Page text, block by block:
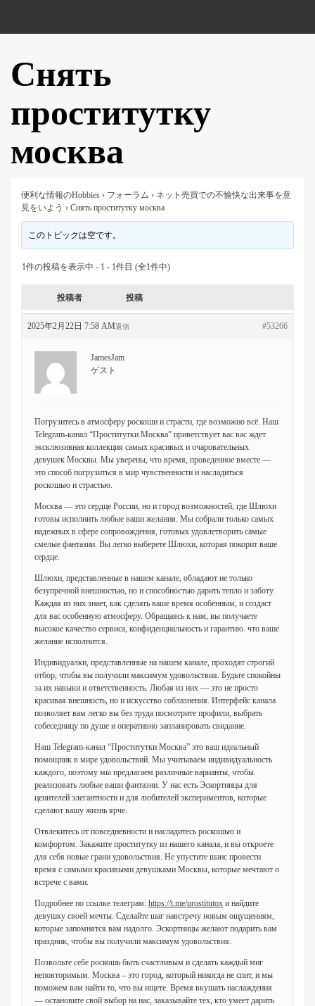
Снять
проститутку
москва
便利な情報のHobbies › フォーラム › ネット売買での不愉快な出来事を意
見をいよう › Снять проститутку москва
このトピックは空です。
1件の投稿を表示中 - 1 - 1件目 (全1件中)
投稿者 投稿
2025年2月22日 7:58 AM #53266
返信
JamesJam
ゲスト
Погрузитесь в атмосферу роскоши и страсти, где возможно всё. Наш
Telegram-канал “Проститутки Москва” приветствует вас вас ждет
эксклюзивная коллекция самых красивых и очаровательных
девушек Москвы. Мы уверены, что время, проведенное вместе —
это способ погрузиться в мир чувственности и насладиться
роскошью и страстью.
Москва — это сердце России, но и город возможностей, где Шлюхи
готовы исполнить любые ваши желания. Мы собрали только самых
надежных в сфере сопровождения, готовых удовлетворить самые
смелые фантазии. Вы легко выберете Шлюхи, которая покорит ваше
сердце.
Шлюхи, представленные в нашем канале, обладают не только
безупречной внешностью, но и способностью дарить тепло и заботу.
Каждая из них знает, как сделать ваше время особенным, и создаст
для вас особенную атмосферу. Обращаясь к нам, вы получаете
высокое качество сервиса, конфиденциальность и гарантию. что ваше
желание исполнится.
Индивидуалки, представленные на нашем канале, проходят строгий
отбор, чтобы вы получили максимум удовольствия. Будьте спокойны
за их навыки и ответственность. Любая из них — это не просто
красивая внешность, но и искусство соблазнения. Интерфейс канала
позволяет вам легко вы без труда посмотрите профили, выбрать
собеседницу по душе и оперативно запланировать свидание.
Наш Telegram-канал “Проститутки Москва” это ваш идеальный
помощник в мире удовольствий. Мы учитываем индивидуальность
каждого, поэтому мы предлагаем различные варианты, чтобы
реализовать любые ваши фантазии. У нас есть Эскортницы для
ценителей элегантности и для любителей экспериментов, которые
сделают вашу жизнь ярче.
Отвлекитесь от повседневности и насладитесь роскошью и
комфортом. Закажите проститутку из нашего канала, и вы откроете
для себя новые грани удовольствия. Не упустите шанс провести
время с самыми красивыми девушками Москвы, которые мечтают о
встрече с вами.
Подробнее по ссылке телеграм: https://t.me/prostitutox и найдите
девушку своей мечты. Сделайте шаг навстречу новым ощущениям,
которые запомнятся вам надолго. Эскортницы желают подарить вам
праздник, чтобы вы получили максимум удовольствия.
Позвольте себе роскошь быть счастливым и сделать каждый миг
неповторимым. Москва – это город, который никогда не спит, и мы
поможем вам найти то, что вы ищете. Время вкушать наслаждения
— остановите свой выбор на нас, заказывайте тех, кто умеет дарить